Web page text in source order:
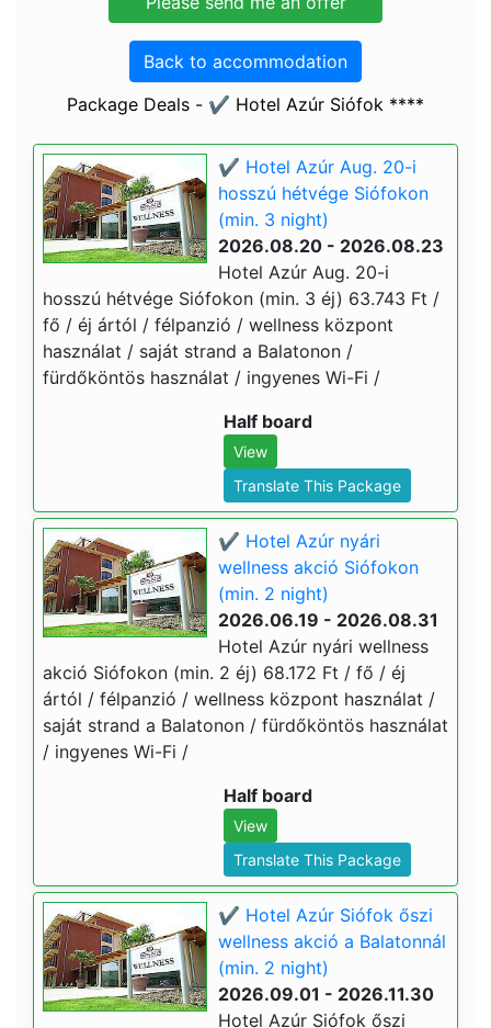
Back to accommodation
Package Deals - ✔️ Hotel Azúr Siófok ****
✔️ Hotel Azúr Aug. 20-i
hosszú hétvége Siófokon
(min. 3 night)
2026.08.20 - 2026.08.23
Hotel Azúr Aug. 20-i
hosszú hétvége Siófokon (min. 3 éj) 63.743 Ft /
fő / éj ártól / félpanzió / wellness központ
használat / saját strand a Balatonon /
fürdőköntös használat / ingyenes Wi-Fi /
Half board
View
Translate This Package
✔️ Hotel Azúr nyári
wellness akció Siófokon
(min. 2 night)
2026.06.19 - 2026.08.31
Hotel Azúr nyári wellness
akció Siófokon (min. 2 éj) 68.172 Ft / fő / éj
ártól / félpanzió / wellness központ használat /
saját strand a Balatonon / fürdőköntös használat
/ ingyenes Wi-Fi /
Half board
View
Translate This Package
✔️ Hotel Azúr Siófok őszi
wellness akció a Balatonnál
(min. 2 night)
2026.09.01 - 2026.11.30
Hotel Azúr Siófok őszi